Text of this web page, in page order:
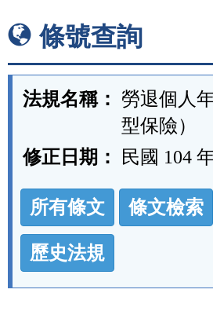
條號查詢
法規名稱：
勞退個人
型保險）
修正日期：
民國 104
法
規
功
能
按
所有條文 條文檢索
歷史法規